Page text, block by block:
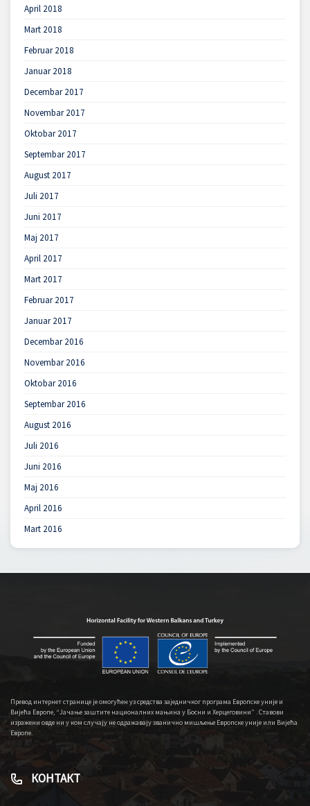
April 2018
Mart 2018
Februar 2018
Januar 2018
Decembar 2017
Novembar 2017
Oktobar 2017
Septembar 2017
August 2017
Juli 2017
Juni 2017
Maj 2017
April 2017
Mart 2017
Februar 2017
Januar 2017
Decembar 2016
Novembar 2016
Oktobar 2016
Septembar 2016
August 2016
Juli 2016
Juni 2016
Maj 2016
April 2016
Mart 2016
Превод интернет странице је омогућен уз средства заједничког програма Европске уније и
Вијећа Европе, “Јачање заштите националних мањина у Босни и Херцеговини” . Ставови
изражени овде ни у ком случају не одражавају званично мишљење Европске уније или Вијећа
Европе.
КОНТАКТ